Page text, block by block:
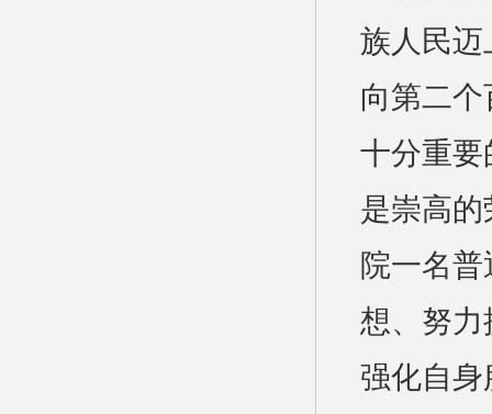
族人民
向第二
十分重
是崇高
院一名
想、努
强化自